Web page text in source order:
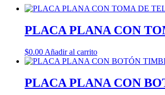
PLACA PLANA CON
$0.00 Añadir al carrito
PLACA PLANA CON